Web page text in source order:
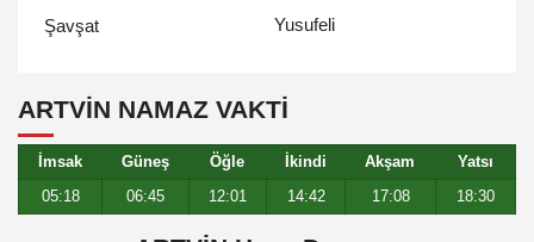
Şavşat
Yusufeli
ARTVIN NAMAZ VAKTİ
İmsak Güneş Öğle İkindi Akşam
Yatsı
05:18
06:45 12:01 14:42 17:08 18:30